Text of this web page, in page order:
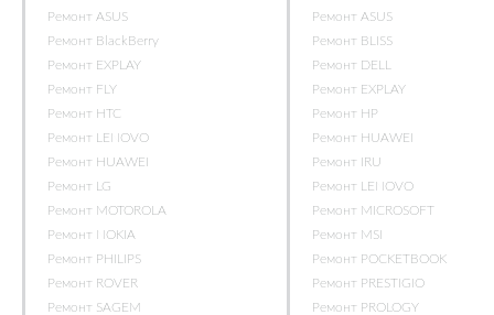
Ремонт ASUS
Ремонт BlackBerry
Ремонт EXPLAY
Ремонт FLY
Ремонт HTC
Ремонт LENOVO
Ремонт HUAWEI
Ремонт LG
Ремонт MOTOROLA
Ремонт NOKIA
Ремонт PHILIPS
Ремонт ROVER
Ремонт SAGEM
Ремонт ASUS
Ремонт BLISS
Ремонт DELL
Ремонт EXPLAY
Ремонт HP
Ремонт HUAWEI
Ремонт IRU
Ремонт LENOVO
Ремонт MICROSOFT
Ремонт MSI
Ремонт POCKETBOOK
Ремонт PRESTIGIO
Ремонт PROLOGY